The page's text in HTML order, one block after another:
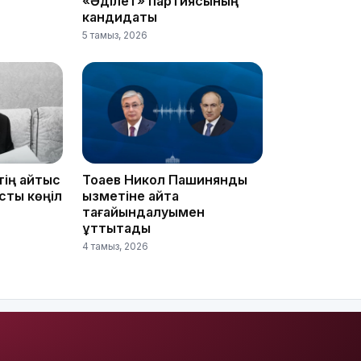
кандидаты
5 тамыз, 2026
қайтыс
көңіл
Тоқаев Никол Пашинянды
қызметіне қайта
тағайындалуымен
құттықтады
4 тамыз, 2026